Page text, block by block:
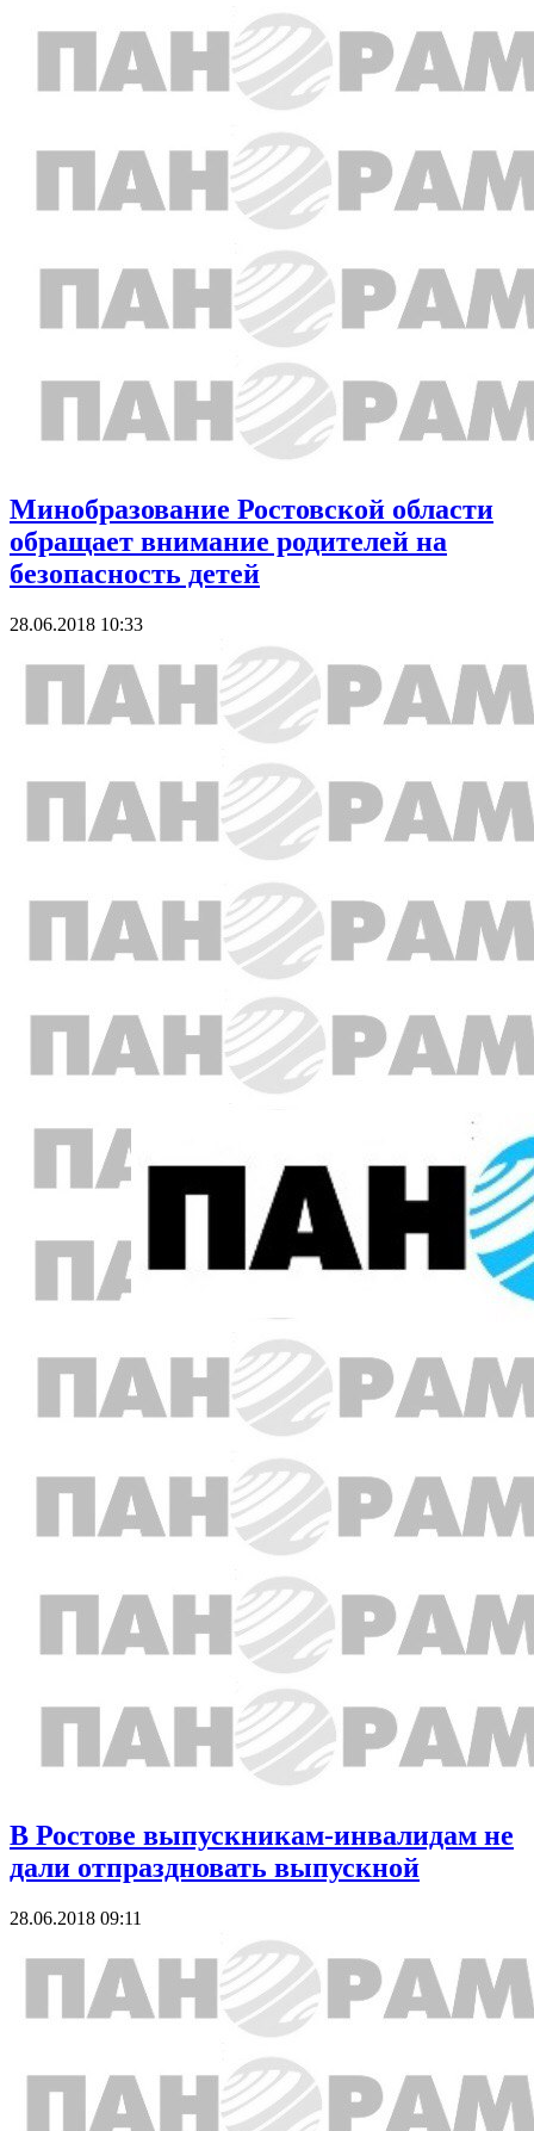
Минобразование Ростовской области
обращает внимание родителей на
безопасность детей
28.06.2018 10:33
В Ростове выпускникам-инвалидам не
дали отпраздновать выпускной
28.06.2018 09:11